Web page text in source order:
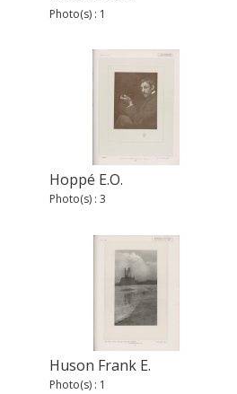
Photo(s) : 1
Hoppé E.O.
Photo(s) : 3
Huson Frank E.
Photo(s) : 1